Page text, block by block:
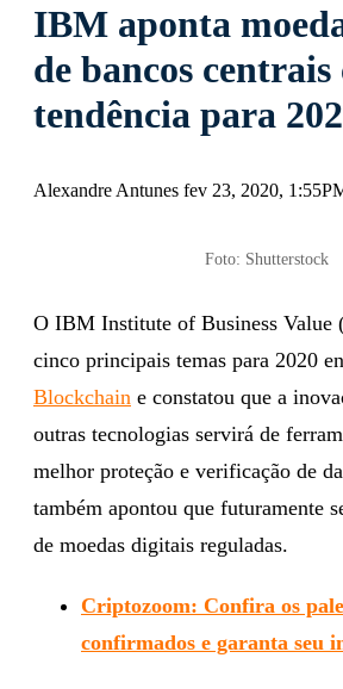
IBM aponta
de bancos centrais
tendência para
Alexandre Antunes fev 23, 2020,
Foto: Shutterstock
O IBM Institute of Business Value
cinco principais temas para 2020
Blockchain e constatou que a
outras tecnologias servirá de
melhor proteção e verificação de
também apontou que futuramente
de moedas digitais reguladas.
Criptozoom: Confira os
confirmados e garanta seu